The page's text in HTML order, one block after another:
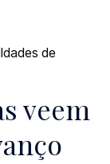
de
veem